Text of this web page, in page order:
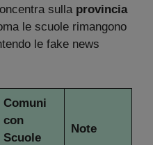
sulla provincia
le scuole rimangono
le fake news
Comuni
con
Scuole
Note